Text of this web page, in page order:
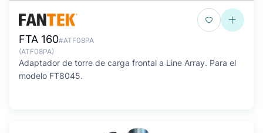
FTA 160#ATF08PA
(ATF08PA)
Adaptador de torre de carga frontal a Line Array. Para el
modelo FT8045.